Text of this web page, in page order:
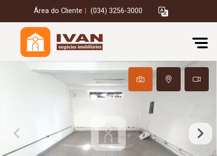
Área do Cliente (034) 3256-3000